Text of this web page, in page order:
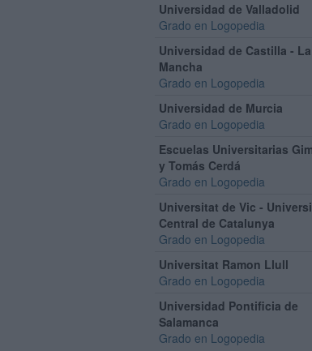
Universidad de Valladolid
Grado en Logopedia
Universidad de Castilla - La
Mancha
Grado en Logopedia
Universidad de Murcia
Grado en Logopedia
Escuelas Universitarias
y Tomás Cerdá
Grado en Logopedia
Universitat de Vic -
Central de Catalunya
Grado en Logopedia
Universitat Ramon Llull
Grado en Logopedia
Universidad Pontificia de
Salamanca
Grado en Logopedia